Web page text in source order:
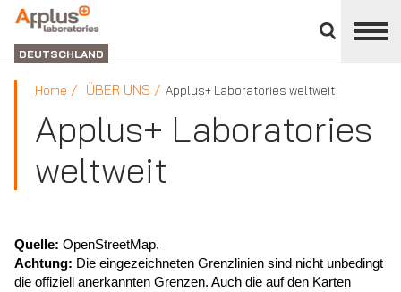
schließen
ABTEILUNG
LABORATORIEN
DEUTSCHLAND
Home ÜBER UNS Applus+ Laboratories weltweit
Applus+ Laboratories
weltweit
Quelle: OpenStreetMap.
Achtung: Die eingezeichneten Grenzlinien sind nicht unbedingt
die offiziell anerkannten Grenzen. Auch die auf den Karten